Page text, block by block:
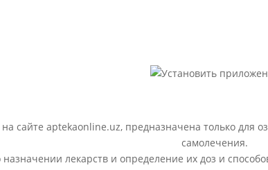
сайте aptekaonline.uz, предназначена только для
самолечения.
лекарств и определение их доз и